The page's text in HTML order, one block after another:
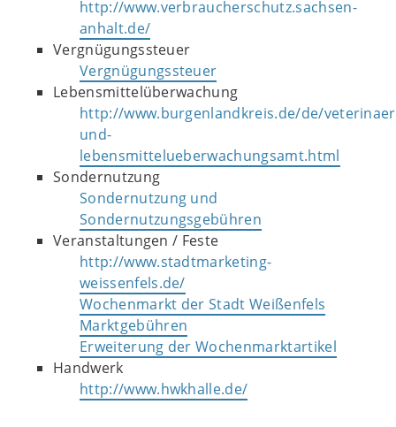
http://www.verbraucherschutz.sachsen-
anhalt.de/
Vergnügungssteuer
Vergnügungssteuer
Lebensmittelüberwachung
http://www.burgenlandkreis.de/de/
und-
lebensmittelueberwachungsamt.html
Sondernutzung
Sondernutzung und
Sondernutzungsgebühren
Veranstaltungen / Feste
http://www.stadtmarketing-
weissenfels.de/
Wochenmarkt der Stadt Weißenfels
Marktgebühren
Erweiterung der Wochenmarktartikel
Handwerk
http://www.hwkhalle.de/